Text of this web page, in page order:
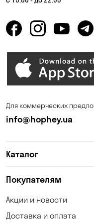
Для коммерческих
info@hophey.ua
Каталог
Покупателям
Акции и новости
Доставка и оплата